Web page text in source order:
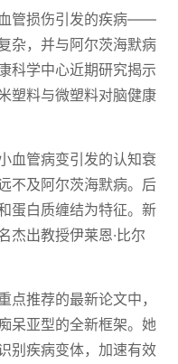
管损伤引发的疾病——
杂，并与阿尔茨海默病
科学中心近期研究揭示
塑料与微塑料对脑健康
血管病变引发的认知衰
不及阿尔茨海默病。后
蛋白质缠结为特征。新
杰出教授伊莱恩·比尔
点推荐的最新论文中，
呆亚型的全新框架。她
别疾病变体，加速有效